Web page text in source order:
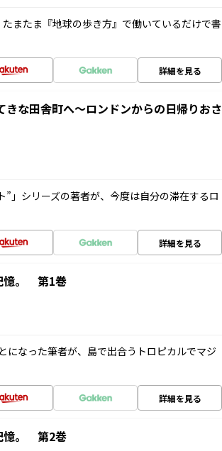
またま『地球の歩き方』で働いているだけで書
詳細を見る
な田舎町へ～ロンドンからの日帰りおさ
」シリーズの著者が、今度は自分の滞在するロ
詳細を見る
憶。 第1巻
になった筆者が、島で出合うトロピカルでマジ
詳細を見る
憶。 第2巻